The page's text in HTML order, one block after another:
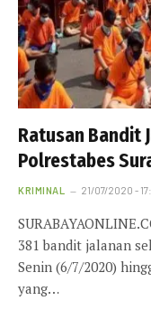
Ratusan Bandit
Polrestabes
KRIMINAL 21/07/2020 -
381 bandit jalanan
Senin (6/7/2020)
yang…